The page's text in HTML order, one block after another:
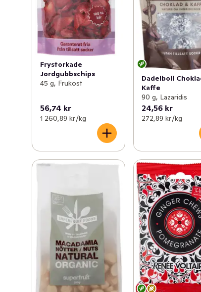
Frystorkade
Jordgubbschips
45 g, Frukost
56,74 kr
1 260,89 kr /kg
Dadelboll
Kaffe
90 g, Lazaridis
24,56 kr
272,89 kr /kg